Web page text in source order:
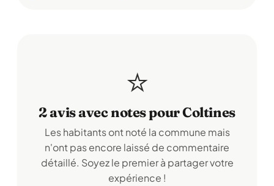
⭐
2 avis avec notes pour Coltines
Les habitants ont noté la commune mais
n'ont pas encore laissé de commentaire
détaillé. Soyez le premier à partager votre
expérience !